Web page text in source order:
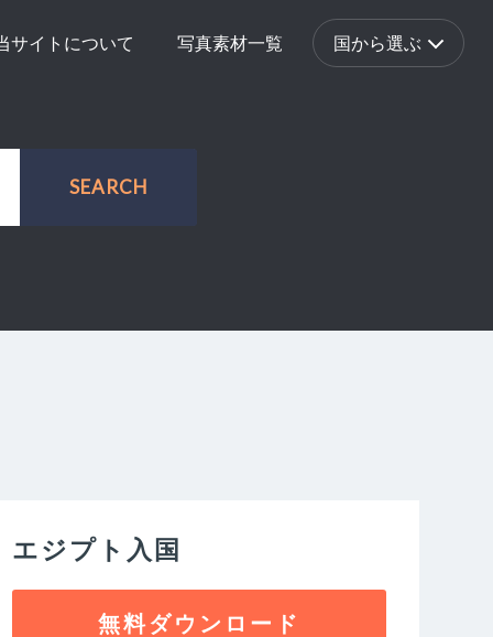
サイトについて 写真素材一覧 国から選ぶ
エジプト入国
無料ダウンロード